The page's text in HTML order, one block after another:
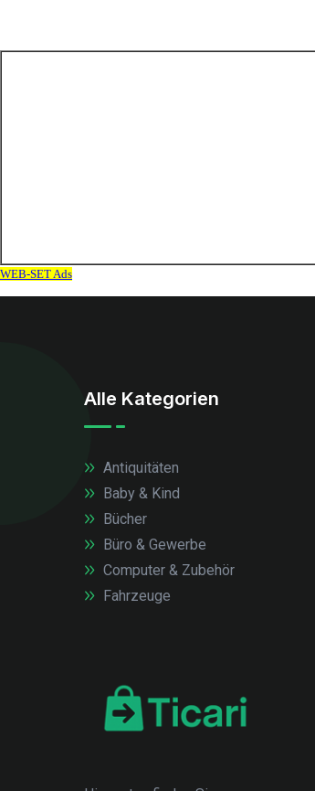
Alle Kategorien
Antiquitäten
Baby & Kind
Bücher
Büro & Gewerbe
Computer & Zubehör
Fahrzeuge